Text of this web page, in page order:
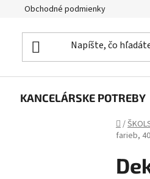
Obchodné podmienky
KANCELÁRSKE POTREBY
Domov
/
farieb,